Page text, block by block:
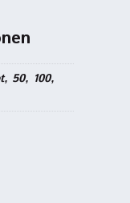
50, 100,